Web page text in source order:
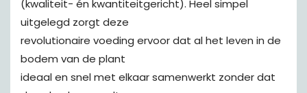
(kwaliteit- én kwantiteitgericht). Heel simpel
uitgelegd zorgt deze
revolutionaire voeding ervoor dat al het leven in de
bodem van de plant
ideaal en snel met elkaar samenwerkt zonder dat